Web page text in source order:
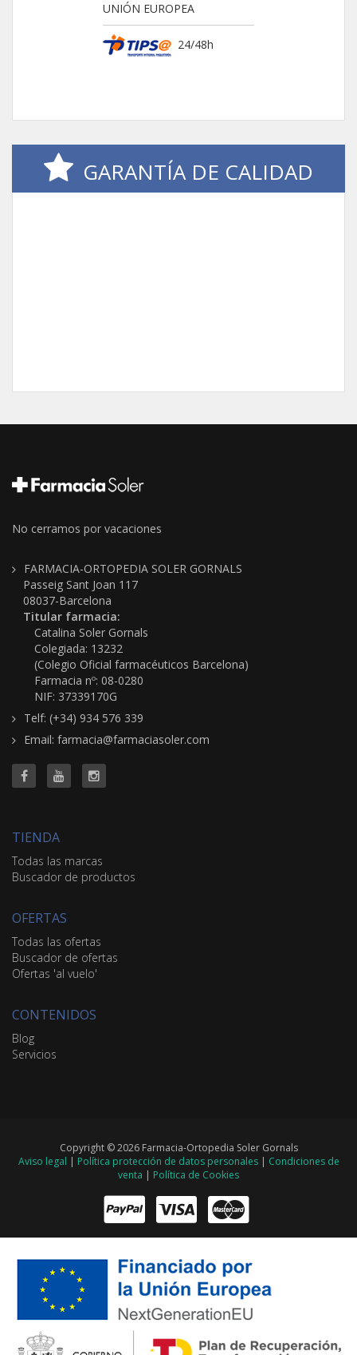
UNIÓN EUROPEA
24/48h
GARANTÍA DE CALIDAD
No cerramos por vacaciones
FARMACIA-ORTOPEDIA SOLER GORNALS
Passeig Sant Joan 117
08037-Barcelona
Titular farmacia:
Catalina Soler Gornals
Colegiada: 13232
(Colegio Oficial farmacéuticos Barcelona)
Farmacia nº: 08-0280
NIF: 37339170G
Telf: (+34) 934 576 339
Email: farmacia@farmaciasoler.com
TIENDA
Todas las marcas
Buscador de productos
OFERTAS
Todas las ofertas
Buscador de ofertas
Ofertas 'al vuelo'
CONTENIDOS
Blog
Servicios
Copyright © 2026 Farmacia-Ortopedia Soler Gornals
Aviso legal | Política protección de datos personales| Condiciones de
venta | Política de Cookies